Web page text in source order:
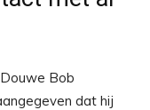
Bob
dat hij